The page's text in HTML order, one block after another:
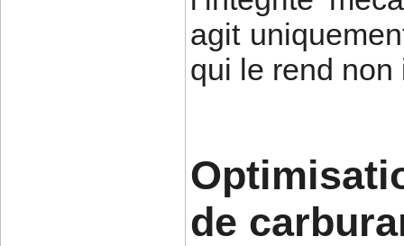
agit
qui le rend non
de